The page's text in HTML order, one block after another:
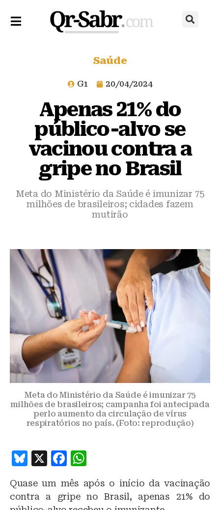
Saúde
G1 20/04/2024
Apenas 21% do
público-alvo se
vacinou contra a
gripe no Brasil
Meta do Ministério da Saúde é imunizar 75
milhões de brasileiros; cidades fazem
mutirão
Meta do Ministério da Saúde é imunizar 75
milhões de brasileiros; campanha foi antecipada
perlo aumento da circulação de vírus
respiratórios no país. (Foto: reprodução)
B
e
s
X
F
a
c
e
at
s
Quase um mês após o início da vacinação
contra a gripe no Brasil, apenas 21% do